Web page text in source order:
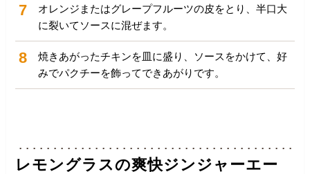
7
オレンジまたはグレープフルーツの皮をとり、半口大
に裂いてソースに混ぜます。
8
焼きあがったチキンを皿に盛り、ソースをかけて、好
みでパクチーを飾ってできあがりです。
レモングラスの爽快ジンジャーエー